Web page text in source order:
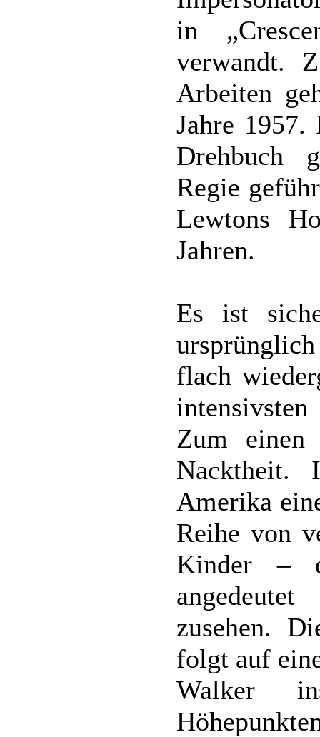
in
verwandt.
Arbeiten
Jahre 1957.
Drehbuch
Regie
Lewtons
Jahren.
Es ist
flach
Zum
Nacktheit.
Amerika
Reihe von
Kinder –
zusehen.
folgt auf
Walker